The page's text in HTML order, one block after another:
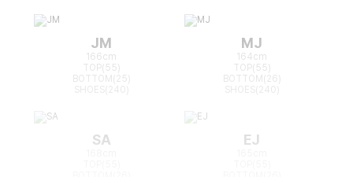
JM
166cm
TOP(55)
BOTTOM(25)
MJ
164cm
TOP(55)
BOTTOM(26)
SA EJ